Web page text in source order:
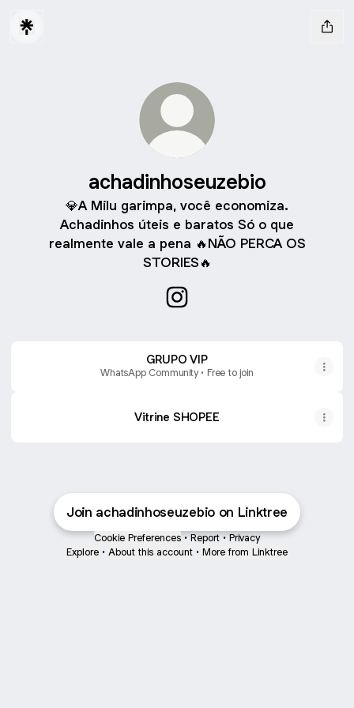
achadinhoseuzebio
💎A Milu garimpa, você economiza.
Achadinhos úteis e baratos Só o que
realmente vale a pena 🔥NÃO PERCA OS
STORIES🔥
GRUPO VIP
WhatsApp Community • Free to join
Vitrine SHOPEE
Join achadinhoseuzebio on Linktree
Cookie Preferences • Report • Privacy
Explore • About this account • More from Linktree